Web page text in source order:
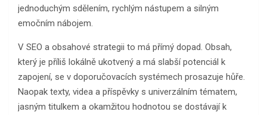
jednoduchým sdělením, rychlým nástupem a silným
emočním nábojem.
V SEO a obsahové strategii to má přímý dopad. Obsah,
který je příliš lokálně ukotvený a má slabší potenciál k
zapojení, se v doporučovacích systémech prosazuje hůře.
Naopak texty, videa a příspěvky s univerzálním tématem,
jasným titulkem a okamžitou hodnotou se dostávají k